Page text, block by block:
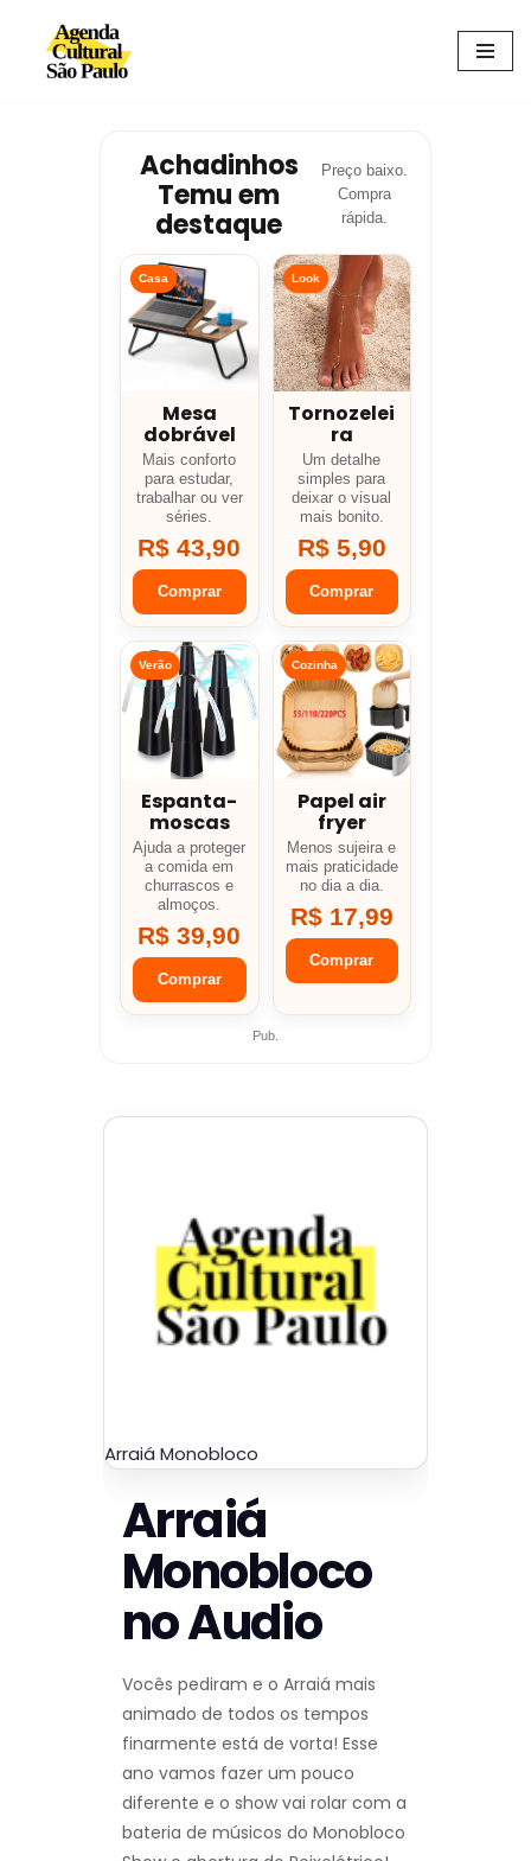
Avançar
Achadinhos
Temu em
destaque
Preço baixo.
Compra
rápida.
Casa
Mesa
dobrável
Mais conforto
para estudar,
trabalhar ou ver
séries.
R$ 43,90
Comprar
Look
Tornozelei
ra
Um detalhe
simples para
deixar o visual
mais bonito.
R$ 5,90
Comprar
Verão
Espanta-
moscas
Ajuda a proteger
a comida em
churrascos e
almoços.
R$ 39,90
Comprar
Cozinha
Papel air
fryer
Menos sujeira e
mais praticidade
no dia a dia.
R$ 17,99
Comprar
Pub.
Arraiá Monobloco
Arraiá
Monobloco
no Audio
Vocês pediram e o Arraiá mais
animado de todos os tempos
finarmente está de vorta! Esse
ano vamos fazer um pouco
diferente e o show vai rolar com a
bateria de músicos do Monobloco